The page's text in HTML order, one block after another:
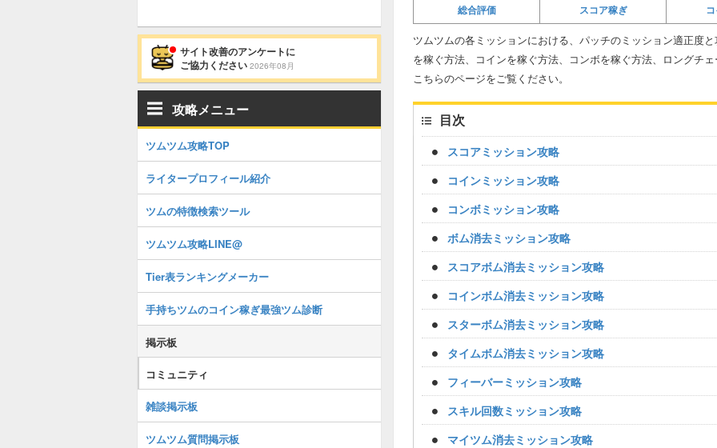
総合評価 スコア稼ぎ
ツムツムの各ミッションにおける、パッチのミッション適正度
を稼ぐ方法、コインを稼ぐ方法、コンボを稼ぐ方法、ロングチ
こちらのページをご覧ください。
目次
スコアミッション攻略
コインミッション攻略
コンボミッション攻略
ボム消去ミッション攻略
スコアボム消去ミッション攻略
コインボム消去ミッション攻略
スターボム消去ミッション攻略
タイムボム消去ミッション攻略
フィーバーミッション攻略
スキル回数ミッション攻略
マイツム消去ミッション攻略
サイト改善のアンケートに
ご協力ください 2026年08月
攻略メニュー
ツムツム攻略TOP
ライタープロフィール紹介
ツムの特徴検索ツール
ツムツム攻略LINE@
Tier表ランキングメーカー
手持ちツムのコイン稼ぎ最強ツム診断
掲示板
コミュニティ
雑談掲示板
ツムツム質問掲示板